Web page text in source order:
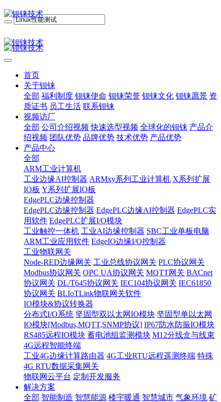
首页
关于钡铼
全部 福利制度 钡铼使命 钡铼荣誉 钡铼文化 钡铼愿景 资
质证书 员工生活 联系钡铼
视频访厂
全部 公司介绍视频 快速选型视频 全球化的钡铼 产品介
绍视频 团队优势 品牌优势 技术优势 产品优势
产品中心
全部
ARM工业计算机
工业边缘AI控制器 ARMxy系列工业计算机 X系列扩展
IO板 Y系列扩展IO板
EdgePLC边缘控制器
EdgePLC边缘控制器 EdgePLC边缘AI控制器 EdgePLC实
用软件 EdgePLC扩展I/O模块
工业触控一体机 工业AI边缘控制器 SBC工业单板电脑
ARM工业应用软件 EdgeIO边缘I/O控制器
工业物联网关
Node-RED边缘网关 工业总线协议网关 PLC协议网关
Modbus协议网关 OPC UA协议网关 MQTT网关 BACnet
协议网关 DL/T645协议网关 IEC104协议网关 IEC61850
协议网关 BLIoTLink物联网关软件
IO模块&协议转换器
分布式I/O系统 坚固型双以太网IO模块 坚固型单以太网
IO模块[Modbus,MQTT,SNMP协议] IP67防水防振IO模块
RS485远程IO模块 蓄电池组监测模块 M12分线盒与线束
4G远程智能终端
工业4G边缘计算路由器 4G工业RTU远程遥测终端 特殊
4G RTU数据采集网关
物联网云平台 定制开发服务
解决方案
全部 智能制造 智慧能源 楼宇暖通 智慧城市 气象环境 矿